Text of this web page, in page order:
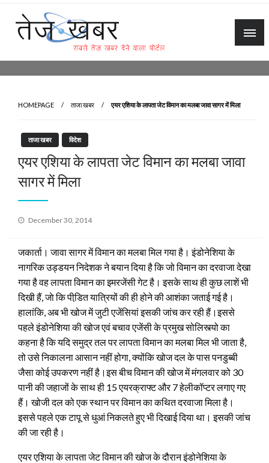
Skip
content
HOMEPAGE ताजा खबर एयर एशिया के लापता जेट विमान का मलबा जावा सागर में मिला
ताजा खबर विदेश
एयर एशिया के लापता जेट विमान का मलबा जावा
सागर में मिला
Posted
December 30, 2014
जकार्ता। जावा सागर में विमान का मलबा मिल गया है। इंडोनेशिया के
नागरिक उड्डयन निदेशक ने बयान दिया है कि जो विमान का दरवाजा देखा
गया है वह लापता विमान का इमरजेंसी गेट है। इसके साथ ही कुछ लाशें भी
दिखी हैं, जाे कि पीडि़त यात्रियों की ही होने की आशंका जताई गई है।
हालांकि, अब भी खोज में जुटी एजेंसियां इसकी जांच कर रही हैं।इससे
पहले इंडोनेशिया की खोज एवं बचाव एजेंसी के प्रमुख सोलिस्त्यो का
कहना है कि यदि समुद्र तल पर लापता विमान का मलबा मिल भी जाता है,
तो उसे निकालना आसान नहीं होगा, क्योंकि खोज दल के पास पनडुब्बी
जैसा कोई उपकरण नहीं है।इस बीच विमान की खोज में मंगलवार को 30
पानी की जहाजों के साथ ही 15 एयरक्राफ्ट और 7 हेलीकॉप्टर लगाए गए
हैं। खोजी दल को एक स्थान पर विमान का कथित दरवाजा मिला है।
इससे पहले एक टापू से धुआं निकलते हुए भी दिखाई दिया था। इसकी जांच
की जा रही है।
एयर एशिया के लापता जेट विमान की खोज के दौरान इंडोनेशिया के